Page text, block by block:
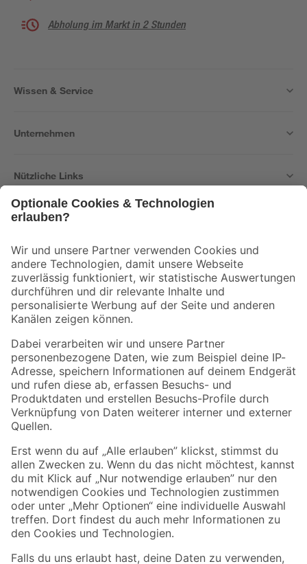
Abholung im Markt in 2 Stunden
Wissen & Service
Unternehmen
Nützliche Links
Der toom Newsletter: Keine Angebote und Aktionen mehr verpassen!
Zur Newsletter Anmeldung
Folge uns
Zahlungsarten Versandarten
Sicher einkaufen
Jetzt die toom-App herunterladen